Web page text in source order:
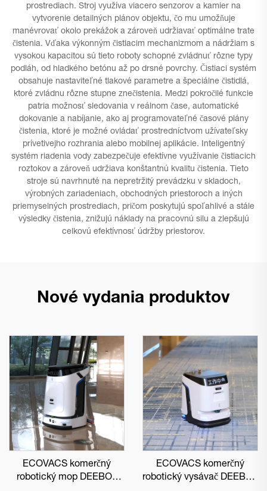
prostrediach. Stroj využíva viacero senzorov a kamier na
vytvorenie detailných plánov objektu, čo mu umožňuje
manévrovať okolo prekážok a zároveň udržiavať optimálne trate
čistenia. Vďaka výkonným čistiacim mechanizmom a nádržiam s
vysokou kapacitou sú tieto roboty schopné zvládnuť rôzne typy
podláh, od hladkého betónu až po drsné povrchy. Čistiaci systém
obsahuje nastaviteľné tlakové parametre a špeciálne čistidlá,
ktoré zvládnu rôzne stupne znečistenia. Medzi pokročilé funkcie
patria možnosť sledovania v reálnom čase, automatické
dokovanie a nabíjanie, ako aj programovateľné časové plány
čistenia, ktoré je možné ovládať prostredníctvom užívateľsky
prívetivejho rozhrania alebo mobilnej aplikácie. Inteligentný
systém riadenia vody zabezpečuje efektívne využívanie čistiacich
roztokov a zároveň udržiava konštantnú kvalitu čistenia. Tieto
stroje sú navrhnuté na nepretržitý prevádzku v skladoch,
výrobných zariadeniach, obchodných priestoroch a iných
priemyselných prostrediach, pričom poskytujú spoľahlivé a stále
výsledky čistenia, znižujú náklady na pracovnú silu a zlepšujú
celkovú efektívnosť údržby priestorov.
Nové vydania produktov
ECOVACS komerčný
robotický mop DEEBOT
ECOVACS komerčný
robotický vysávač DEEBOT